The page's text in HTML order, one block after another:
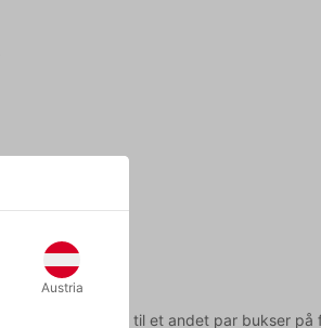
fast.
gimmicken til et andet par bukser på
Austria